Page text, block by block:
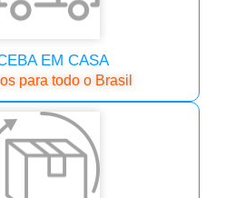
EM CASA
para todo o Brasil